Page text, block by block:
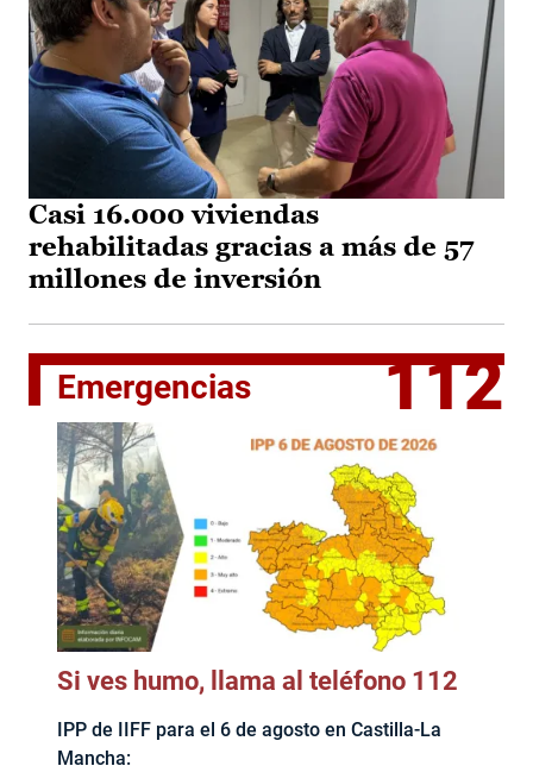
Casi 16.000 viviendas
rehabilitadas gracias a más de 57
millones de inversión
Emergencias 112
Si ves humo, llama al teléfono 112
IPP de IIFF para el 6 de agosto en Castilla-La
Mancha: